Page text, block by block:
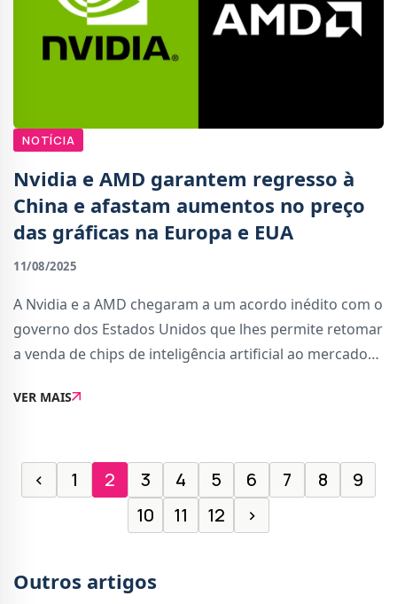
NOTÍCIA
Nvidia e AMD garantem regresso à
China e afastam aumentos no preço
das gráficas na Europa e EUA
11/08/2025
A Nvidia e a AMD chegaram a um acordo inédito com o
governo dos Estados Unidos que lhes permite retomar
a venda de chips de inteligência artificial ao mercado
entregar 15% das receitas obtidas na Chin
VER MAIS
‹ 1 2 3 4 5 6 7 8
9
10
11 12 ›
Outros artigos